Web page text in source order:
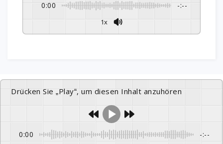
0:00 -:--
1x
Drücken Sie „Play“, um diesen Inhalt anzuhören
0:00 -:--